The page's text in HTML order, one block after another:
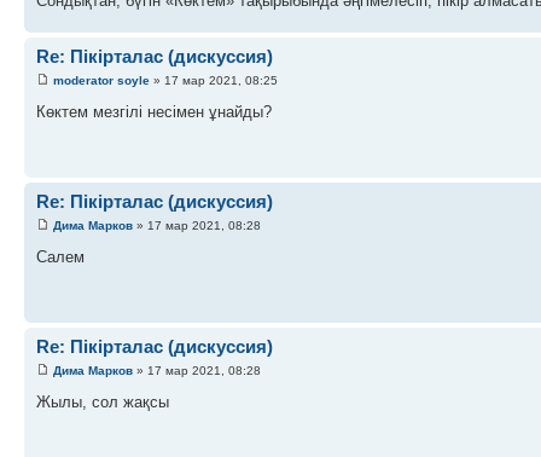
Re: Пікірталас (дискуссия)
moderator soyle » 17 мар 2021, 08:25
Көктем мезгілі несімен ұнайды?
Re: Пікірталас (дискуссия)
Дима Марков » 17 мар 2021, 08:28
Салем
Re: Пікірталас (дискуссия)
Дима Марков » 17 мар 2021, 08:28
Жылы, сол жақсы